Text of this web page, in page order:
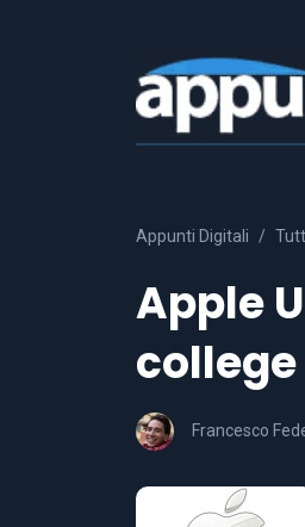
Appunti Digitali
Apple
Francesco